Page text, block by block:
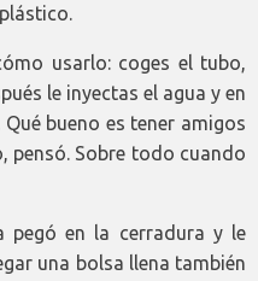
usarlo: coges el tubo,
le inyectas el agua y en
bueno es tener amigos
pensó. Sobre todo cuando
pegó en la cerradura y le
una bolsa llena también